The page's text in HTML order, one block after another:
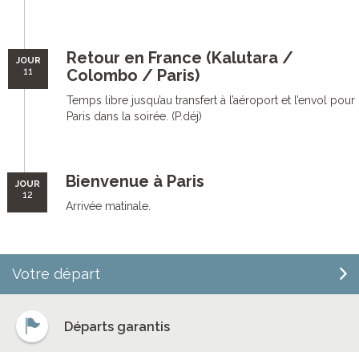
JOUR
11
Retour en France (Kalutara /
Colombo / Paris)
Temps libre jusqu’au transfert à l’aéroport et l’envol pour
Paris dans la soirée. (P.déj)
JOUR
12
Bienvenue à Paris
Arrivée matinale.
Votre départ
Départs garantis